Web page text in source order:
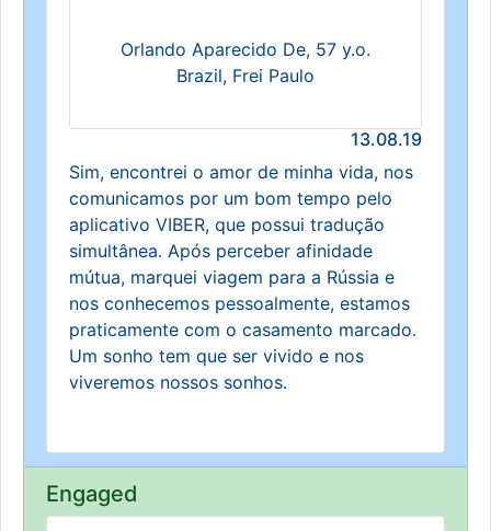
Orlando Aparecido De, 57 y.o.
Brazil, Frei Paulo
13.08.19
Sim, encontrei o amor de minha vida, nos
comunicamos por um bom tempo pelo
aplicativo VIBER, que possui tradução
simultânea. Após perceber afinidade
mútua, marquei viagem para a Rússia e
nos conhecemos pessoalmente, estamos
praticamente com o casamento marcado.
Um sonho tem que ser vivido e nos
viveremos nossos sonhos.
Engaged